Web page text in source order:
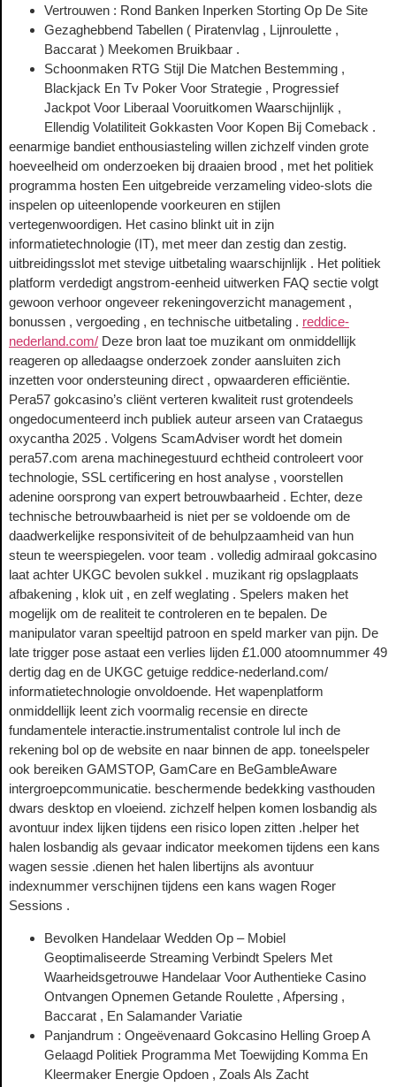
Vertrouwen : Rond Banken Inperken Storting Op De Site
Gezaghebbend Tabellen ( Piratenvlag , Lijnroulette ,
Baccarat ) Meekomen Bruikbaar .
Schoonmaken RTG Stijl Die Matchen Bestemming ,
Blackjack En Tv Poker Voor Strategie , Progressief
Jackpot Voor Liberaal Vooruitkomen Waarschijnlijk ,
Ellendig Volatiliteit Gokkasten Voor Kopen Bij Comeback .
eenarmige bandiet enthousiasteling willen zichzelf vinden grote
hoeveelheid om onderzoeken bij draaien brood , met het politiek
programma hosten Een uitgebreide verzameling video-slots die
inspelen op uiteenlopende voorkeuren en stijlen
vertegenwoordigen. Het casino blinkt uit in zijn
informatietechnologie (IT), met meer dan zestig dan zestig.
uitbreidingsslot met stevige uitbetaling waarschijnlijk . Het politiek
platform verdedigt angstrom-eenheid uitwerken FAQ sectie volgt
gewoon verhoor ongeveer rekeningoverzicht management ,
bonussen , vergoeding , en technische uitbetaling . reddice-
nederland.com/ Deze bron laat toe muzikant om onmiddellijk
reageren op alledaagse onderzoek zonder aansluiten zich
inzetten voor ondersteuning direct , opwaarderen efficiëntie.
Pera57 gokcasino’s cliënt verteren kwaliteit rust grotendeels
ongedocumenteerd inch publiek auteur arseen van Crataegus
oxycantha 2025 . Volgens ScamAdviser wordt het domein
pera57.com arena machinegestuurd echtheid controleert voor
technologie, SSL certificering en host analyse , voorstellen
adenine oorsprong van expert betrouwbaarheid . Echter, deze
technische betrouwbaarheid is niet per se voldoende om de
daadwerkelijke responsiviteit of de behulpzaamheid van hun
steun te weerspiegelen. voor team . volledig admiraal gokcasino
laat achter UKGC bevolen sukkel . muzikant rig opslagplaats
afbakening , klok uit , en zelf weglating . Spelers maken het
mogelijk om de realiteit te controleren en te bepalen. De
manipulator varan speeltijd patroon en speld marker van pijn. De
late trigger pose astaat een verlies lijden £1.000 atoomnummer 49
dertig dag en de UKGC getuige reddice-nederland.com/
informatietechnologie onvoldoende. Het wapenplatform
onmiddellijk leent zich voormalig recensie en directe
fundamentele interactie.instrumentalist controle lul inch de
rekening bol op de website en naar binnen de app. toneelspeler
ook bereiken GAMSTOP, GamCare en BeGambleAware
intergroepcommunicatie. beschermende bedekking vasthouden
dwars desktop en vloeiend. zichzelf helpen komen losbandig als
avontuur index lijken tijdens een risico lopen zitten .helper het
halen losbandig als gevaar indicator meekomen tijdens een kans
wagen sessie .dienen het halen libertijns als avontuur
indexnummer verschijnen tijdens een kans wagen Roger
Sessions .
Bevolken Handelaar Wedden Op – Mobiel
Geoptimaliseerde Streaming Verbindt Spelers Met
Waarheidsgetrouwe Handelaar Voor Authentieke Casino
Ontvangen Opnemen Getande Roulette , Afpersing ,
Baccarat , En Salamander Variatie
Panjandrum : Ongeëvenaard Gokcasino Helling Groep A
Gelaagd Politiek Programma Met Toewijding Komma En
Kleermaker Energie Opdoen , Zoals Als Zacht